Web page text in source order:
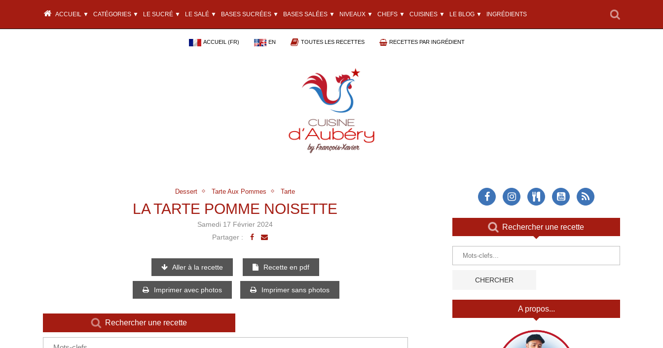
ACCUEIL ▼ CATÉGORIES ▼ LE SUCRÉ ▼ LE SALÉ ▼ BASES SUCRÉES ▼ BASES SALÉES ▼ NIVEAUX ▼ CHEFS ▼ CUISINES ▼ LE BLOG ▼ INGRÉDIENTS
ACCUEIL (FR) EN TOUTES LES RECETTES RECETTES PAR INGRÉDIENT
Dessert Tarte Aux Pommes Tarte
LA TARTE POMME NOISETTE
Samedi 17 Février 2024
Partager :
Aller à la recette Recette en pdf
Imprimer avec photos Imprimer sans photos
Rechercher une recette
Rechercher une recette
A propos...